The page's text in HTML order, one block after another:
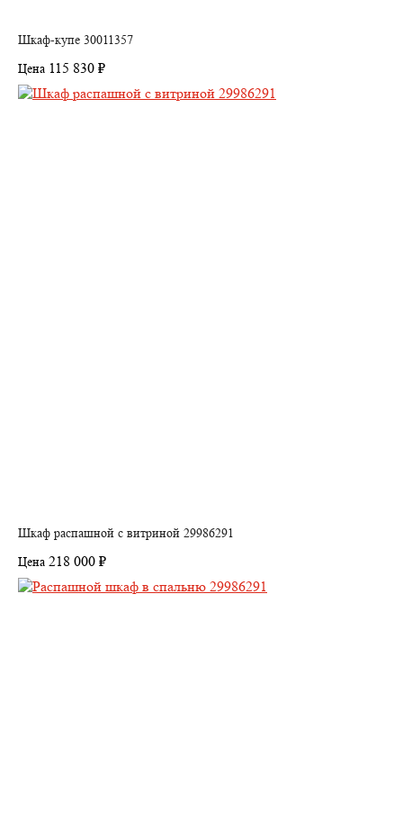
Шкаф-купе 30011357
Цена 115 830 ₽
Шкаф распашной с витриной 29986291
Цена 218 000 ₽